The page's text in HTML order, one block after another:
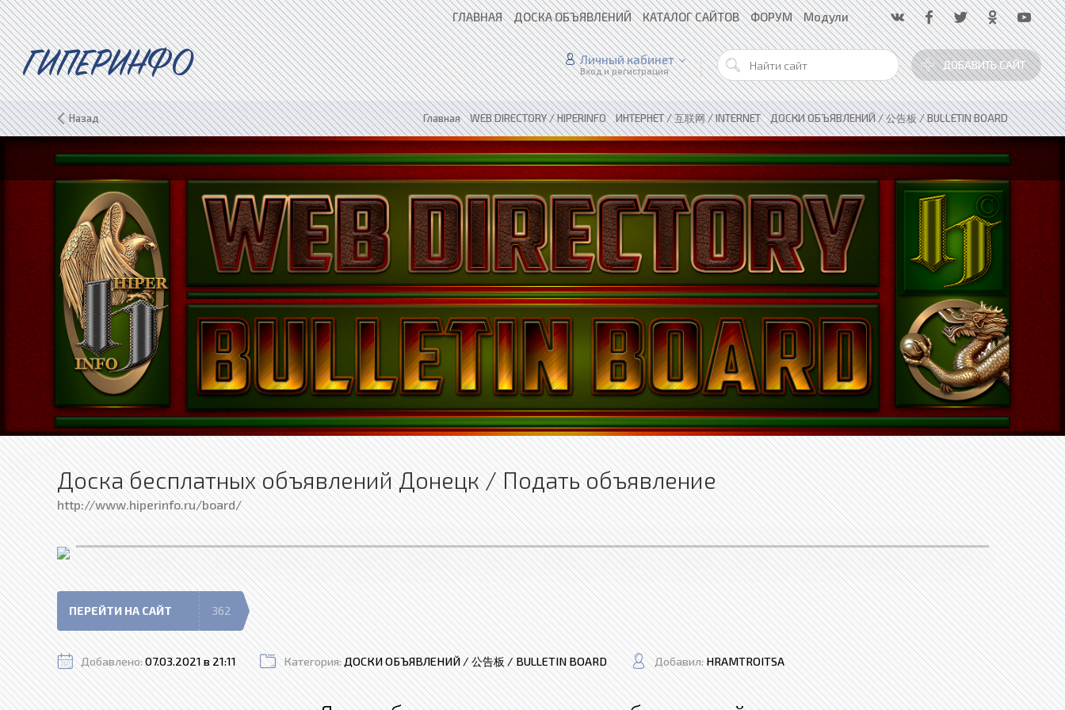
ГЛАВНАЯ ДОСКА ОБЪЯВЛЕНИЙ КАТАЛОГ САЙТОВ ФОРУМ Модули
ГИПЕРИНФО ДОБАВИТЬ САЙТ
Личный кабинет
Вход и регистрация
Назад Главная»WEB DIRECTORY / HIPERINFO»ИНТЕРНЕТ / 互联网 / INTERNET»ДОСКИ ОБЪЯВЛЕНИЙ / 公告板 / BULLETIN BOARD
Доска бесплатных объявлений Донецк / Подать объявление
http://www.hiperinfo.ru/board/
ПЕРЕЙТИ НА САЙТ 362
Добавлено:07.03.2021 в 21:11 Категория:ДОСКИ ОБЪЯВЛЕНИЙ / 公告板 / BULLETIN BOARD Добавил:HRAMTROITSA